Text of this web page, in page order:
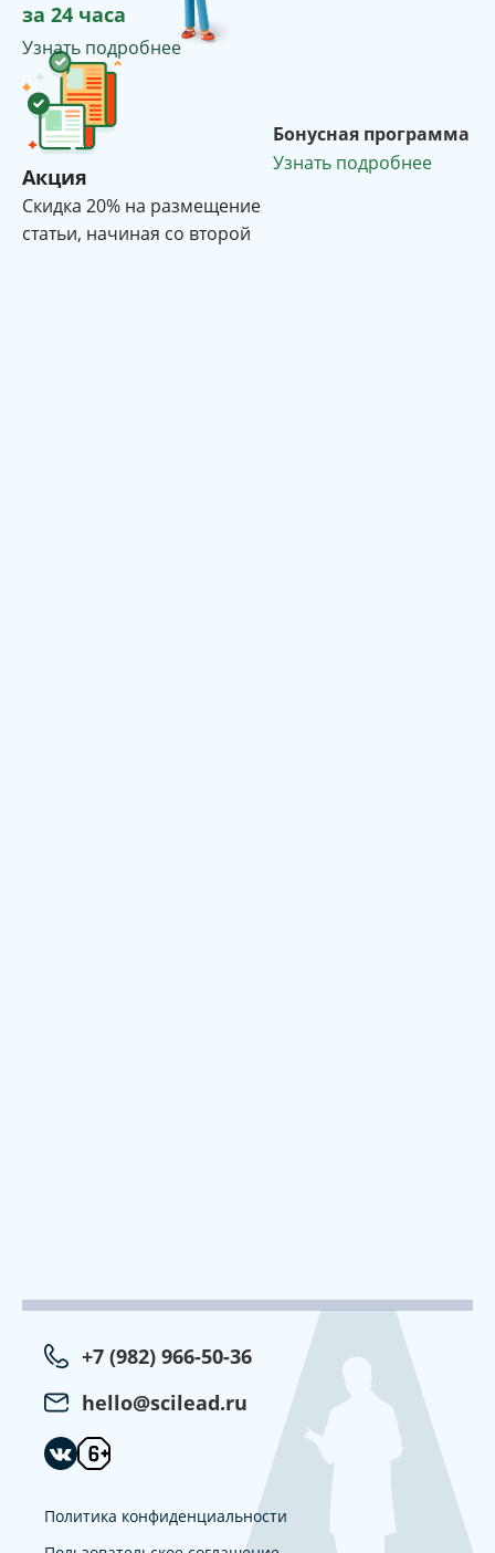
за 24 часа
Узнать подробнее
Акция
Cкидка 20% на размещение
статьи, начиная со второй
Бонусная программа
Узнать подробнее
+7 (982) 966-50-36
hello@scilead.ru
Политика конфиденциальности